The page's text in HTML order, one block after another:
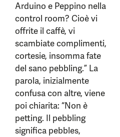
Arduino e Peppino nella
control room? Cioè vi
offrite il caffè, vi
scambiate complimenti,
cortesie, insomma fate
del sano pebbling.” La
parola, inizialmente
confusa con altre, viene
poi chiarita: “Non è
petting. Il pebbling
significa pebbles,